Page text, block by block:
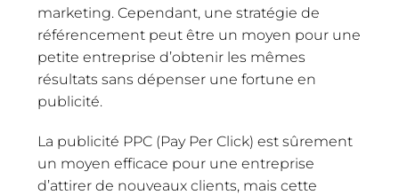
marketing. Cependant, une stratégie de
référencement peut être un moyen pour une
petite entreprise d’obtenir les mêmes
résultats sans dépenser une fortune en
publicité.
La publicité PPC (Pay Per Click) est sûrement
un moyen efficace pour une entreprise
d’attirer de nouveaux clients, mais cette